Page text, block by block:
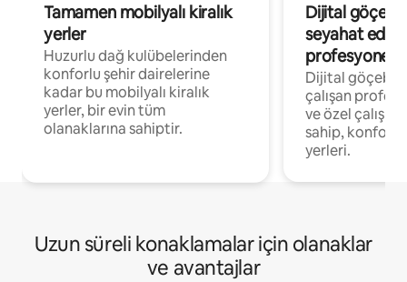
Tamamen mobilyalı kiralık
yerler
Huzurlu dağ kulübelerinden
konforlu şehir dairelerine
kadar bu mobilyalı kiralık
yerler, bir evin tüm
olanaklarına sahiptir.
Dijital
seyahat eden
Dijital
çalışan
ve özel
sahip,
yerleri.
Uzun süreli konaklamalar için olanaklar
ve avantajlar